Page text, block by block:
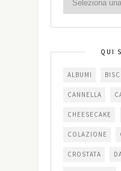
QUI
ALBUMI
CANNELLA
CHEESECAKE
COLAZIONE
CROSTATA